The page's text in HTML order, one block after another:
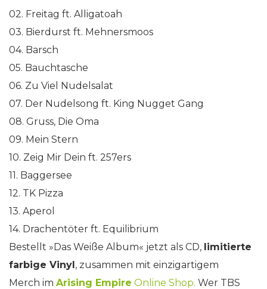
02. Freitag ft. Alligatoah
03. Bierdurst ft. Mehnersmoos
04. Barsch
05. Bauchtasche
06. Zu Viel Nudelsalat
07. Der Nudelsong ft. King Nugget Gang
08. Gruss, Die Oma
09. Mein Stern
10. Zeig Mir Dein ft. 257ers
11. Baggersee
12. TK Pizza
13. Aperol
14. Drachentöter ft. Equilibrium
Bestellt »Das Weiße Album« jetzt als CD, limitierte
farbige Vinyl, zusammen mit einzigartigem
Merch im Arising Empire Online Shop. Wer TBS